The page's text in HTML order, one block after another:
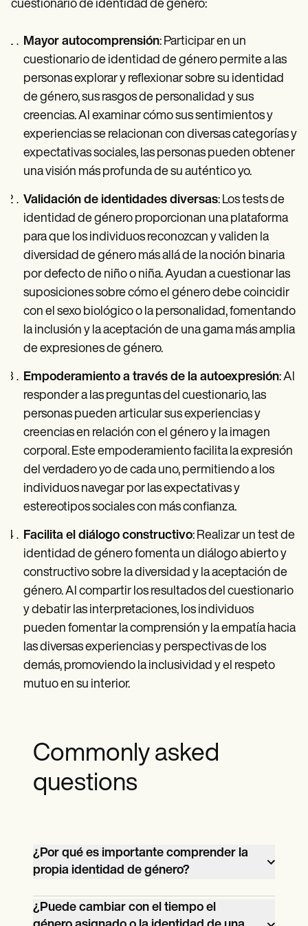
cuestionario de identidad de género:
Mayor autocomprensión: Participar en un
cuestionario de identidad de género permite a las
personas explorar y reflexionar sobre su identidad
de género, sus rasgos de personalidad y sus
creencias. Al examinar cómo sus sentimientos y
experiencias se relacionan con diversas categorías y
expectativas sociales, las personas pueden obtener
una visión más profunda de su auténtico yo.
Validación de identidades diversas: Los tests de
identidad de género proporcionan una plataforma
para que los individuos reconozcan y validen la
diversidad de género más allá de la noción binaria
por defecto de niño o niña. Ayudan a cuestionar las
suposiciones sobre cómo el género debe coincidir
con el sexo biológico o la personalidad, fomentando
la inclusión y la aceptación de una gama más amplia
de expresiones de género.
Empoderamiento a través de la autoexpresión: Al
responder a las preguntas del cuestionario, las
personas pueden articular sus experiencias y
creencias en relación con el género y la imagen
corporal. Este empoderamiento facilita la expresión
del verdadero yo de cada uno, permitiendo a los
individuos navegar por las expectativas y
estereotipos sociales con más confianza.
Facilita el diálogo constructivo: Realizar un test de
identidad de género fomenta un diálogo abierto y
constructivo sobre la diversidad y la aceptación de
género. Al compartir los resultados del cuestionario
y debatir las interpretaciones, los individuos
pueden fomentar la comprensión y la empatía hacia
las diversas experiencias y perspectivas de los
demás, promoviendo la inclusividad y el respeto
mutuo en su interior.
Commonly asked
questions
¿Por qué es importante comprender la
propia identidad de género?
Comprender la identidad de género de
una persona fomenta la autoconciencia, la
¿Puede cambiar con el tiempo el